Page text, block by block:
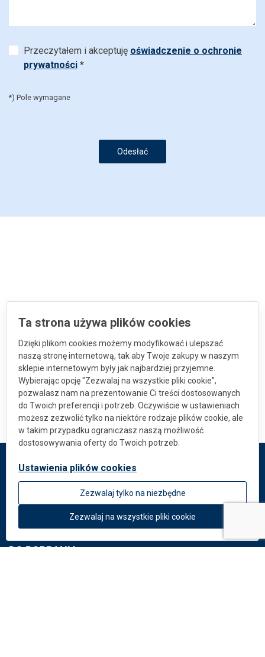
Ta strona używa plików cookies
Dzięki plikom cookies możemy modyfikować i ulepszać
naszą stronę internetową, tak aby Twoje zakupy w naszym
sklepie internetowym były jak najbardziej przyjemne.
Wybierając opcję "Zezwalaj na wszystkie pliki cookie",
pozwalasz nam na prezentowanie Ci treści dostosowanych
do Twoich preferencji i potrzeb. Oczywiście w ustawieniach
możesz zezwolić tylko na niektóre rodzaje plików cookie, ale
w takim przypadku ograniczasz naszą możliwość
dostosowywania oferty do Twoich potrzeb.
Zezwalaj na wszystkie pliki cookie
Zezwalaj tylko na niezbędne
Ustawienia plików cookies
Przeczytałem i akceptuję oświadczenie o ochronie
prywatności *
*) Pole wymagane
Odesłać
DEKMETAL
DO POBRANIA